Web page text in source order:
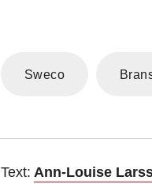
Sweco
Text: Ann-Louise